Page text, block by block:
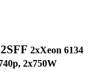
2xXeon 6134
2x750W